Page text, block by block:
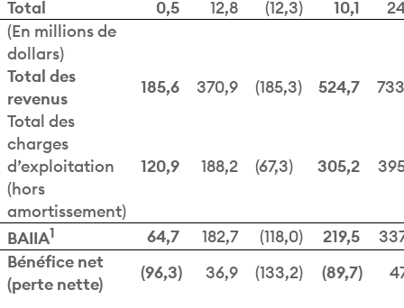
(En millions de
dollars)
Total des
revenus
Total des
charges
d’exploitation
(hors
amortissement)
BAIIA1
Bénéfice net
(perte nette)
(96,3) 36,9 (133,2) (89,7)